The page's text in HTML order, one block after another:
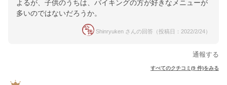
よるが、子供のうちは、バイキングの方が好きなメニューが
多いのではないだろうか。
Shinryuken さんの回答（投稿日：2022/2/24）
通報する
すべてのクチコミ(9 件)をみる